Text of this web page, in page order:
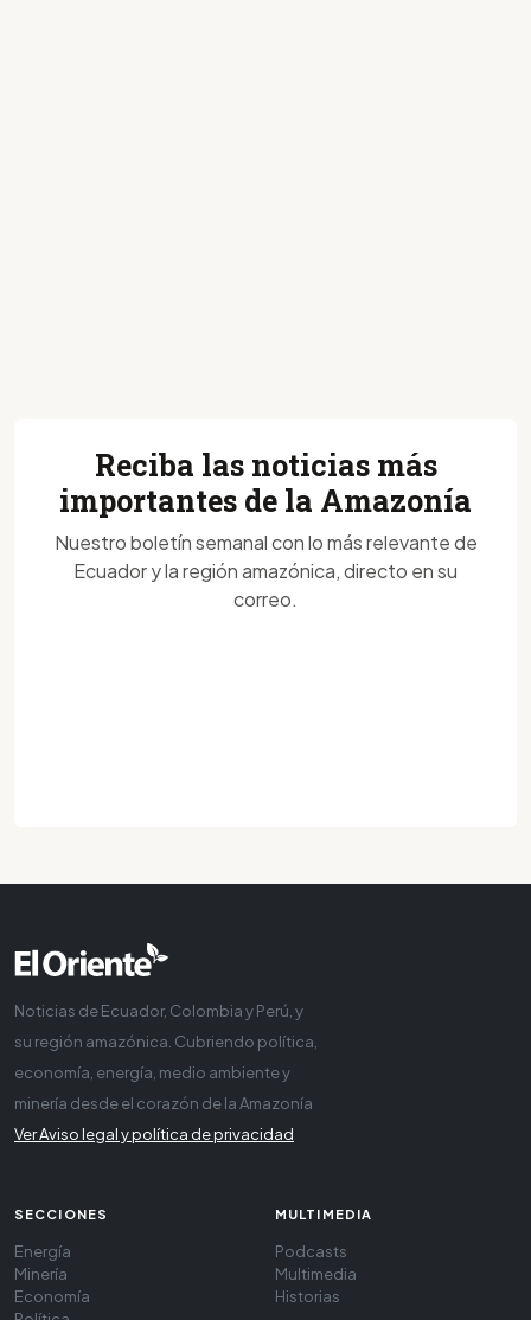
Reciba las noticias más
importantes de la Amazonía
Nuestro boletín semanal con lo más relevante de
Ecuador y la región amazónica, directo en su
correo.
Noticias de Ecuador, Colombia y Perú, y
su región amazónica. Cubriendo política,
economía, energía, medio ambiente y
minería desde el corazón de la Amazonía
Ver Aviso legal y política de privacidad
SECCIONES
Energía
Minería
Economía
MULTIMEDIA
Podcasts
Multimedia
Historias